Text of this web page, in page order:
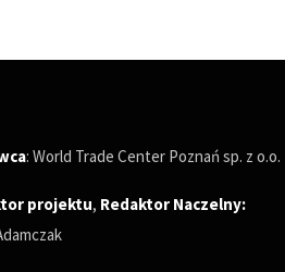
: World Trade Center Poznań sp. z o.o.
projektu, Redaktor Naczelny: